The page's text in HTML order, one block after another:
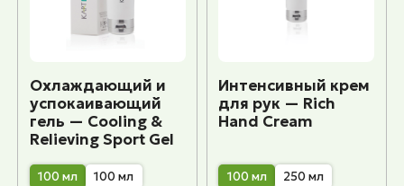
Охлаждающий и
успокаивающий
гель — Cooling &
Relieving Sport Gel
100 мл 100 мл
Интенсивный крем
для рук — Rich
Hand Cream
100 мл 250 мл